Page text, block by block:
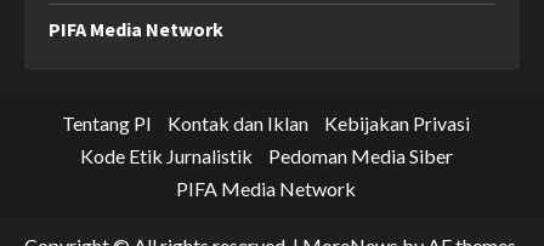
PIFA Media Network
Tentang PI Kontak dan Iklan
Kebijakan Privasi
Kode Etik Jurnalistik
Pedoman Media Siber
PIFA Media Network